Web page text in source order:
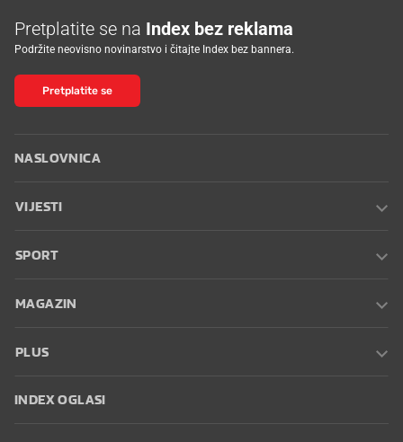
Pretplatite se na Index bez reklama
Podržite neovisno novinarstvo i čitajte Index bez bannera.
Pretplatite se
NASLOVNICA
VIJESTI
SPORT
MAGAZIN
PLUS
INDEX OGLASI